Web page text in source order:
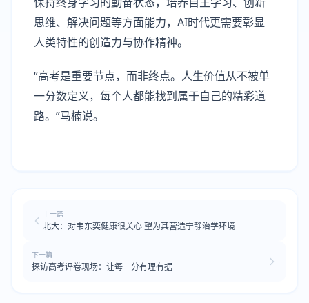
思维、解决问题等方面能力，AI时代更需要彰显
人类特性的创造力与协作精神。
“高考是重要节点，而非终点。人生价值从不被单
一分数定义，每个人都能找到属于自己的精彩道
路。”马楠说。
上一篇
北大：对韦东奕健康很关心 望为其营造宁静治学环境
下一篇
探访高考评卷现场：让每一分有理有据